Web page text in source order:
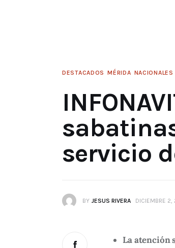
DESTACADOS MÉRIDA NACIONALES
servicio
BY JESUS RIVERA DICIEMBRE
La atención